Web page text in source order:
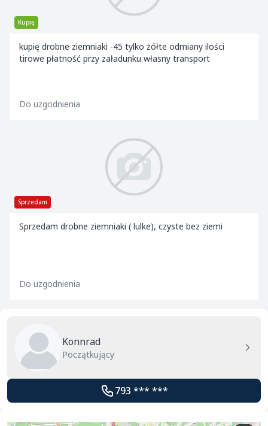
Kupię
kupię drobne ziemniaki -45 tylko żółte odmiany ilości
tirowe płatność przy załadunku własny transport
Do uzgodnienia
Sprzedam
Sprzedam drobne ziemniaki ( lulke), czyste bez ziemi
Do uzgodnienia
Konnrad
Początkujący
793 *** ***